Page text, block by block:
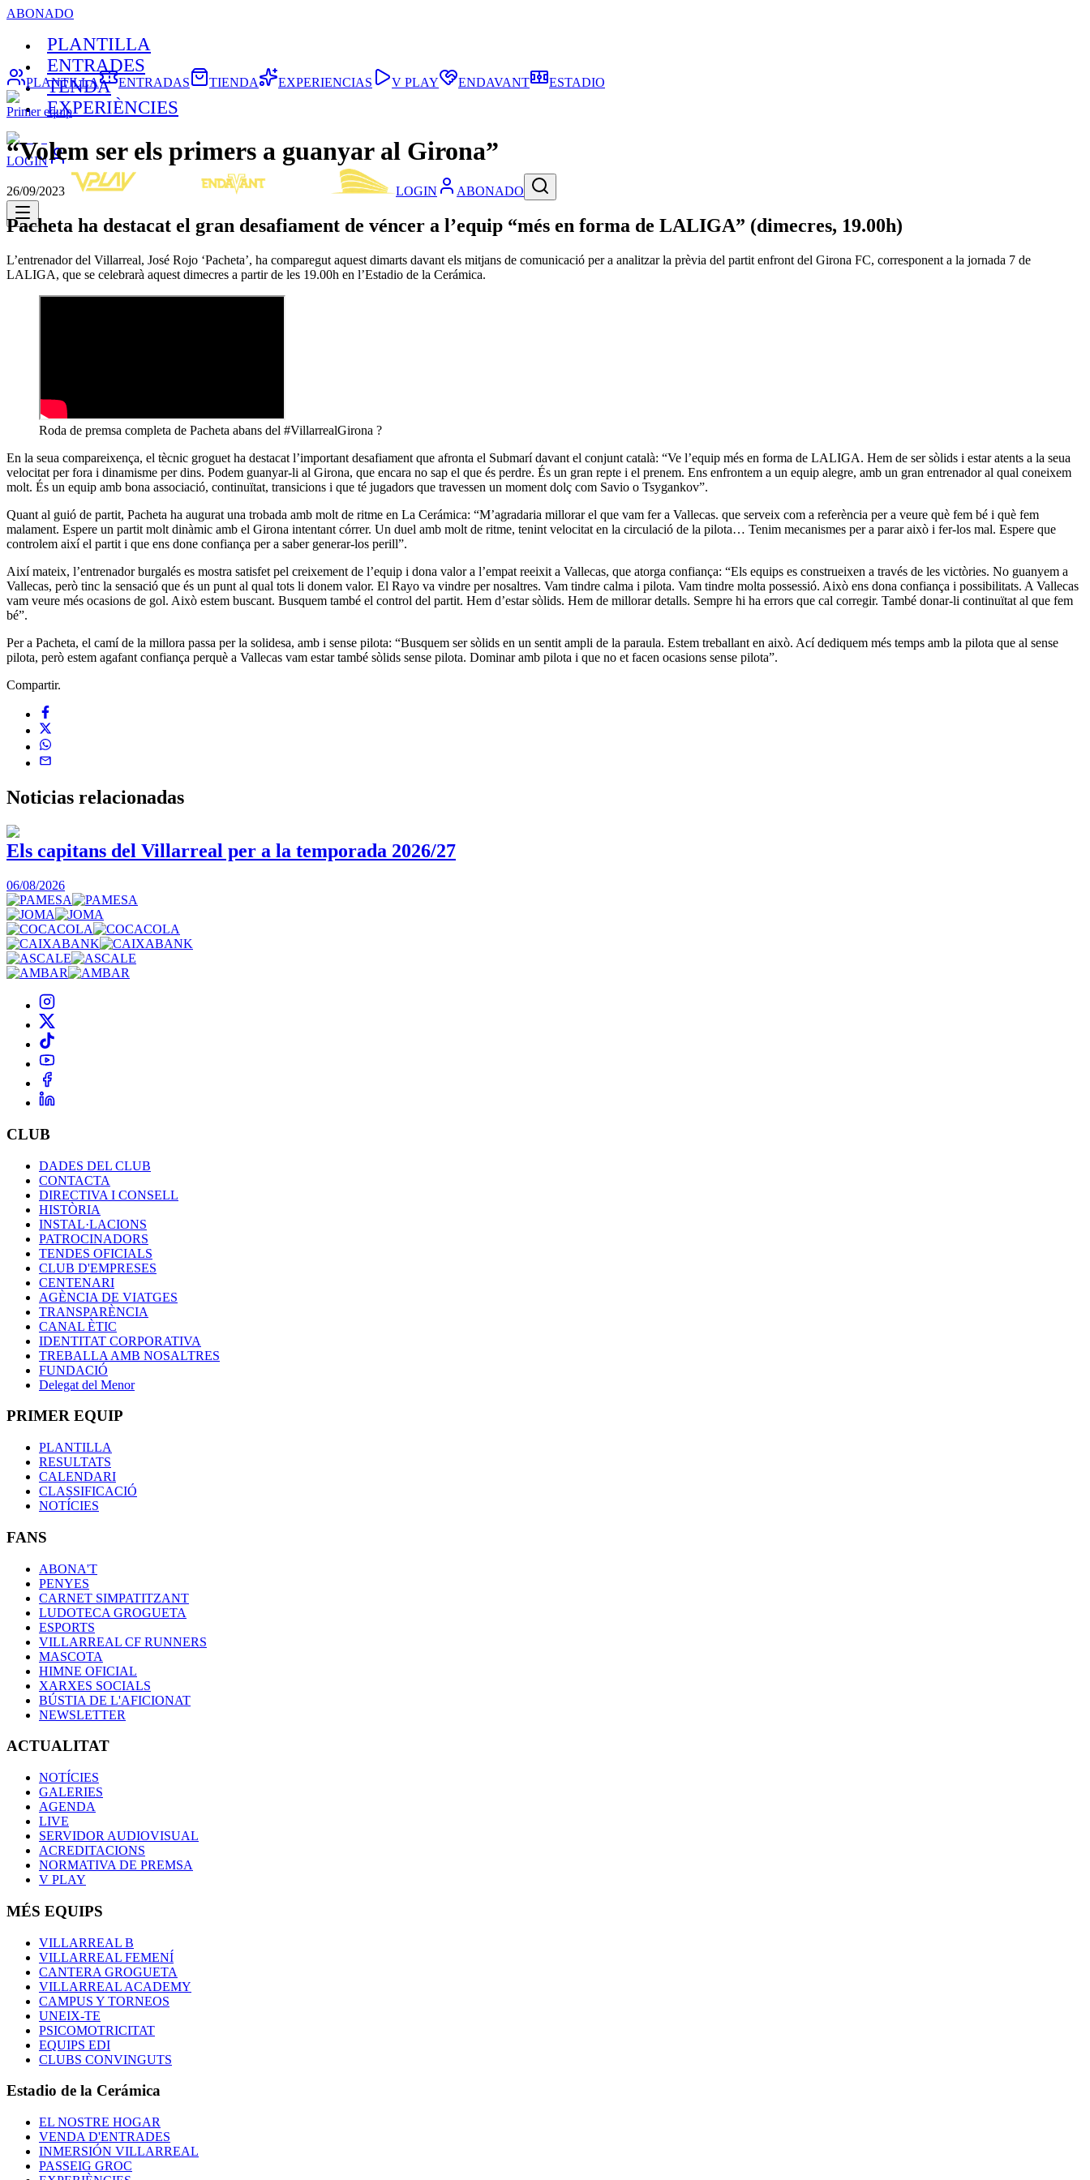
ABONADO
PLANTILLA
ENTRADES
TENDA
EXPERIÈNCIES
LOGIN
LOGIN ABONADO
PLANTILLA ENTRADAS TIENDA EXPERIENCIAS V PLAY ENDAVANT ESTADIO
Primer equip
“Volem ser els primers a guanyar al Girona”
26/09/2023
Pacheta ha destacat el gran desafiament de véncer a l’equip “més en forma de LALIGA” (dimecres, 19.00h)
L’entrenador del Villarreal, José Rojo ‘Pacheta’, ha comparegut aquest dimarts davant els mitjans de comunicació per a analitzar la prèvia del partit enfront del Girona FC, corresponent a la jornada 7 de
LALIGA, que se celebrarà aquest dimecres a partir de les 19.00h en l’Estadio de la Cerámica.
Roda de premsa completa de Pacheta abans del #VillarrealGirona ?
En la seua compareixença, el tècnic groguet ha destacat l’important desafiament que afronta el Submarí davant el conjunt català: “Ve l’equip més en forma de LALIGA. Hem de ser sòlids i estar atents a la seua
velocitat per fora i dinamisme per dins. Podem guanyar-li al Girona, que encara no sap el que és perdre. És un gran repte i el prenem. Ens enfrontem a un equip alegre, amb un gran entrenador al qual coneixem
molt. És un equip amb bona associació, continuïtat, transicions i que té jugadors que travessen un moment dolç com Savio o Tsygankov”.
Quant al guió de partit, Pacheta ha augurat una trobada amb molt de ritme en La Cerámica: “M’agradaria millorar el que vam fer a Vallecas. que serveix com a referència per a veure què fem bé i què fem
malament. Espere un partit molt dinàmic amb el Girona intentant córrer. Un duel amb molt de ritme, tenint velocitat en la circulació de la pilota… Tenim mecanismes per a parar això i fer-los mal. Espere que
controlem així el partit i que ens done confiança per a saber generar-los perill”.
Així mateix, l’entrenador burgalés es mostra satisfet pel creixement de l’equip i dona valor a l’empat reeixit a Vallecas, que atorga confiança: “Els equips es construeixen a través de les victòries. No guanyem a
Vallecas, però tinc la sensació que és un punt al qual tots li donem valor. El Rayo va vindre per nosaltres. Vam tindre calma i pilota. Vam tindre molta possessió. Això ens dona confiança i possibilitats. A Vallecas
vam veure més ocasions de gol. Això estem buscant. Busquem també el control del partit. Hem d’estar sòlids. Hem de millorar detalls. Sempre hi ha errors que cal corregir. També donar-li continuïtat al que fem
bé”.
Per a Pacheta, el camí de la millora passa per la solidesa, amb i sense pilota: “Busquem ser sòlids en un sentit ampli de la paraula. Estem treballant en això. Ací dediquem més temps amb la pilota que al sense
pilota, però estem agafant confiança perquè a Vallecas vam estar també sòlids sense pilota. Dominar amb pilota i que no et facen ocasions sense pilota”.
Compartir.
Noticias relacionadas
Els capitans del Villarreal per a la temporada 2026/27
06/08/2026
CLUB
DADES DEL CLUB
CONTACTA
DIRECTIVA I CONSELL
HISTÒRIA
INSTAL·LACIONS
PATROCINADORS
TENDES OFICIALS
CLUB D'EMPRESES
CENTENARI
AGÈNCIA DE VIATGES
TRANSPARÈNCIA
CANAL ÈTIC
IDENTITAT CORPORATIVA
TREBALLA AMB NOSALTRES
FUNDACIÓ
Delegat del Menor
PRIMER EQUIP
PLANTILLA
RESULTATS
CALENDARI
CLASSIFICACIÓ
NOTÍCIES
FANS
ABONA'T
PENYES
CARNET SIMPATITZANT
LUDOTECA GROGUETA
ESPORTS
VILLARREAL CF RUNNERS
MASCOTA
HIMNE OFICIAL
XARXES SOCIALS
BÚSTIA DE L'AFICIONAT
NEWSLETTER
ACTUALITAT
NOTÍCIES
GALERIES
AGENDA
LIVE
SERVIDOR AUDIOVISUAL
ACREDITACIONS
NORMATIVA DE PREMSA
V PLAY
MÉS EQUIPS
VILLARREAL B
VILLARREAL FEMENÍ
CANTERA GROGUETA
VILLARREAL ACADEMY
CAMPUS Y TORNEOS
UNEIX-TE
PSICOMOTRICITAT
EQUIPS EDI
CLUBS CONVINGUTS
Estadio de la Cerámica
EL NOSTRE HOGAR
VENDA D'ENTRADES
INMERSIÓN VILLARREAL
PASSEIG GROC